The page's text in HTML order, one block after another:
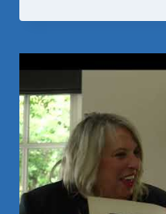
–
IK
JOU
VIDEOCLIP)